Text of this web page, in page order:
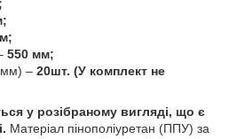
550 мм;
мм) – 20шт. (У комплект не
у розібраному вигляді, що є
Матеріал пінополіуретан (ППУ) за